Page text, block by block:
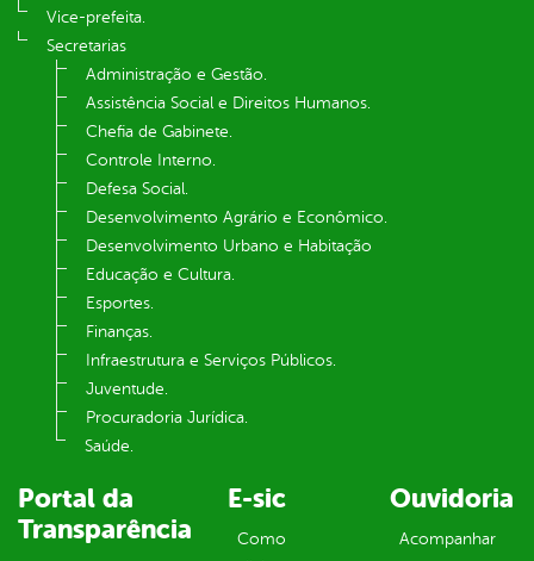
Vice-prefeita.
Secretarias
Administração e Gestão.
Assistência Social e Direitos Humanos.
Chefia de Gabinete.
Controle Interno.
Defesa Social.
Desenvolvimento Agrário e Econômico.
Desenvolvimento Urbano e Habitação
Educação e Cultura.
Esportes.
Finanças.
Infraestrutura e Serviços Públicos.
Juventude.
Procuradoria Jurídica.
Saúde.
Portal da
Transparência
E-sic
Como
Ouvidoria
Acompanhar